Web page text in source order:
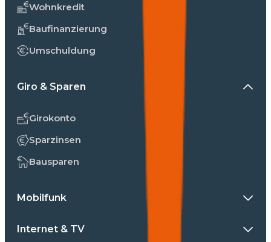
Wohnkredit
Baufinanzierung
Umschuldung
Giro & Sparen
Girokonto
Sparzinsen
Bausparen
Mobilfunk
Internet & TV